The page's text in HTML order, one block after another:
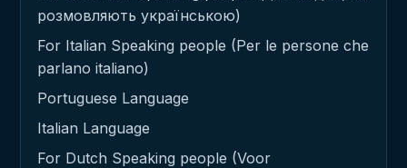
розмовляють українською)
For Italian Speaking people (Per le persone che
parlano italiano)
Portuguese Language
Italian Language
For Dutch Speaking people (Voor